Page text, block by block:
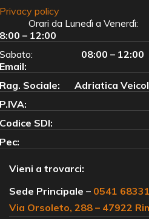
Privacy policy
Orari da Lunedì a Venerdì:
8:00 – 12:00
Sabato: 08:00 – 12:00
Email:
Rag. Sociale: Adriatica
P.IVA:
Codice SDI:
Pec:
Vieni a trovarci:
Sede Principale – 0541
Via Orsoleto, 288 – 47922